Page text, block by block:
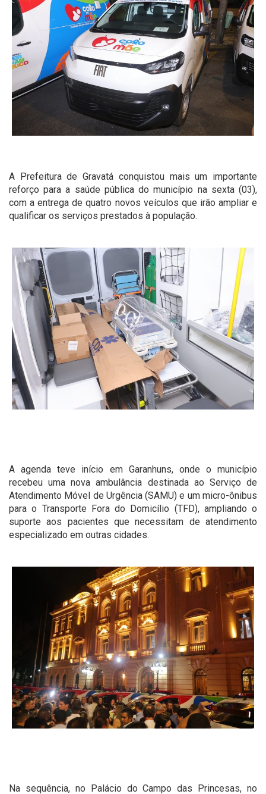
A Prefeitura de Gravatá conquistou mais um importante
reforço para a saúde pública do município na sexta (03),
com a entrega de quatro novos veículos que irão ampliar e
qualificar os serviços prestados à população.
A agenda teve início em Garanhuns, onde o município
recebeu uma nova ambulância destinada ao Serviço de
Atendimento Móvel de Urgência (SAMU) e um micro-ônibus
para o Transporte Fora do Domicílio (TFD), ampliando o
suporte aos pacientes que necessitam de atendimento
especializado em outras cidades.
Na sequência, no Palácio do Campo das Princesas, no